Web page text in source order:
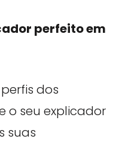
perfeito em
dos
o seu explicador
suas